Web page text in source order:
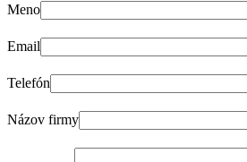
Meno
Email
Telefón
Názov firmy